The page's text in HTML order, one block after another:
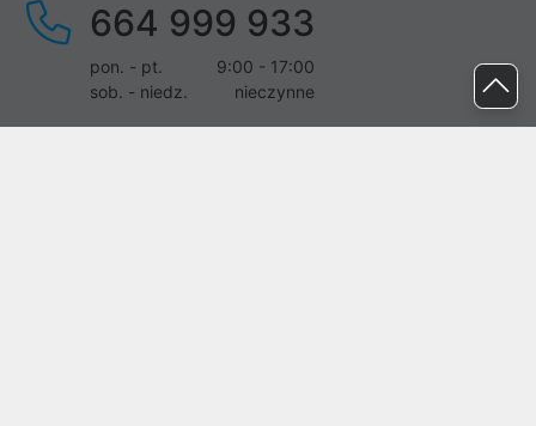
664 999 933
pon. - pt.
9:00 - 17:00
sob. - niedz.
nieczynne